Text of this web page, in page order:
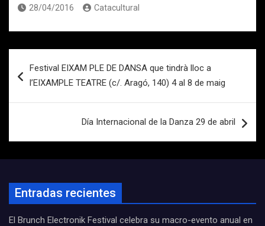
28/04/2016 Catacultural
de
Festival EIXAM PLE DE DANSA que tindrà lloc a
l’EIXAMPLE TEATRE (c/. Aragó, 140) 4 al 8 de maig
Día Internacional de la Danza 29 de abril
Entradas recientes
El Brunch Electronik Festival celebra su macro-evento anual en